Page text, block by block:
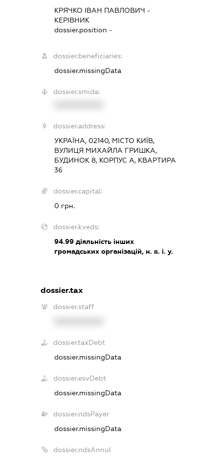
КРЯЧКО ІВАН ПАВЛОВИЧ -
КЕРІВНИК
dossier.position -
dossier.beneficiaries:
dossier.missingData
dossier.smida:
dossier.address:
УКРАЇНА, 02140, МІСТО КИЇВ,
ВУЛИЦЯ МИХАЙЛА ГРИШКА,
БУДИНОК 8, КОРПУС А, КВАРТИРА
36
dossier.capital:
0 грн.
dossier.kveds:
94.99діяльність інших
громадських організацій, н. в. і. у.
dossier.tax
dossier.staff
dossier.taxDebt
dossier.missingData
dossier.esvDebt
dossier.missingData
dossier.ndsPayer
dossier.missingData
dossier.ndsAnnul